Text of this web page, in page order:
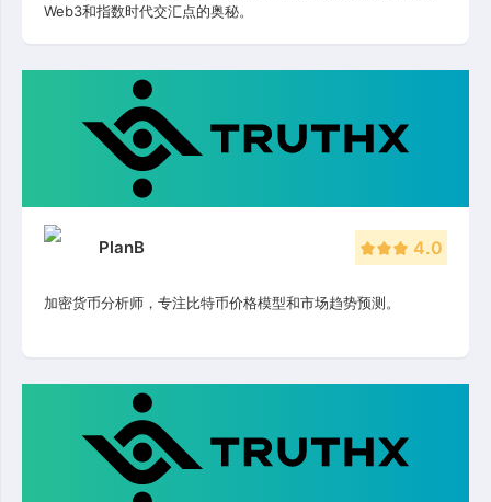
Web3和指数时代交汇点的奥秘。
PlanB 4.0
加密货币分析师，专注比特币价格模型和市场趋势预测。